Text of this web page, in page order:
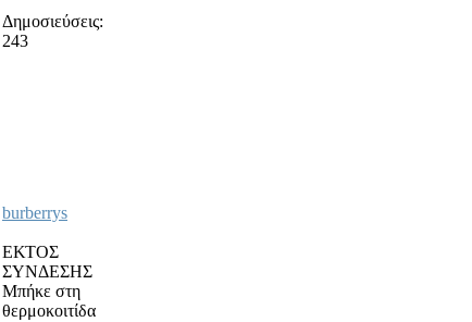
Δημοσιεύσεις:
243
burberrys
ΕΚΤΟΣ
ΣΥΝΔΕΣΗΣ
Μπήκε στη
θερμοκοιτίδα